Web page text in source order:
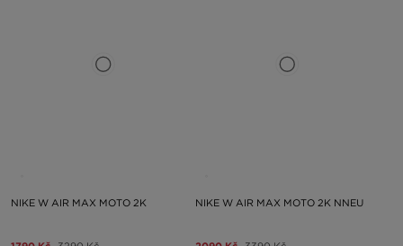
NIKE W AIR MAX MOTO 2K NIKE W AIR MAX MOTO 2K NNEU